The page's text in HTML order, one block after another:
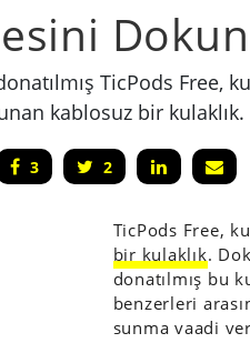
TicPods Free,
kablosuz bir kulaklık.
3 2
TicPods Free,
bir kulaklık.
donatılmış bu
benzerleri
sunma vaadi